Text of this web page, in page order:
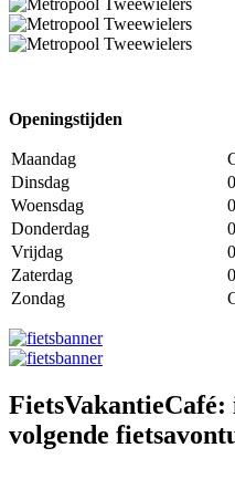
Openingstijden
Maandag
Dinsdag
Woensdag
Donderdag
Vrijdag
Zaterdag
Zondag
volgende